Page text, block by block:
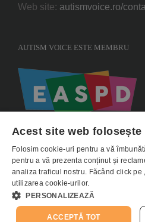
Web site: autismvoice.ro/
AUTISM VOICE ESTE MEMBRU
Copyright 2015 AUTISMVOICE |
Cookie-uri|
E- Facebook
Acest site web
Folosim cookie-uri pentru a vă
pentru a vă prezenta conținut și
analiza traficul nostru. Făcând click pe
utilizarea cookie-urilor.
PERSONALIZEAZĂ
ACCEPTĂ TOT